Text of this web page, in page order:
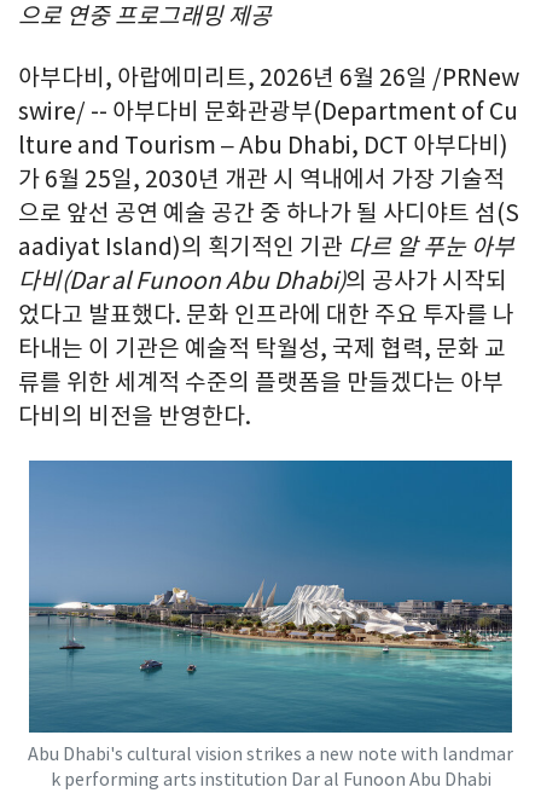
으로 연중 프로그래밍 제공
아부다비, 아랍에미리트, 2026년 6월 26일 /PRNew
swire/ -- 아부다비 문화관광부(Department of Cu
lture and Tourism – Abu Dhabi, DCT 아부다비)
가 6월 25일, 2030년 개관 시 역내에서 가장 기술적
으로 앞선 공연 예술 공간 중 하나가 될 사디야트 섬(S
aadiyat Island)의 획기적인 기관 다르 알 푸눈 아부
다비(Dar al Funoon Abu Dhabi)의 공사가 시작되
었다고 발표했다. 문화 인프라에 대한 주요 투자를 나
타내는 이 기관은 예술적 탁월성, 국제 협력, 문화 교
류를 위한 세계적 수준의 플랫폼을 만들겠다는 아부
다비의 비전을 반영한다.
Abu Dhabi's cultural vision strikes a new note with landmar
k performing arts institution Dar al Funoon Abu Dhabi